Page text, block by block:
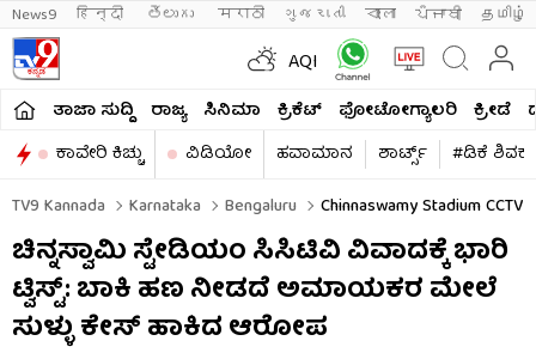
News9 हिन्दी తెలుగు मराठी ગુજરાતી বাংলা ਪੰਜਾਬੀ தமிழ்
AQI
ತಾಜಾ ಸುದ್ದಿ ರಾಜ್ಯ ಸಿನಿಮಾ ಕ್ರಿಕೆಟ್​ ಫೋಟೋಗ್ಯಾಲರಿ ಕ್ರೀಡೆ
ಕಾವೇರಿ ಕಿಚ್ಚು
ವಿಡಿಯೋ ಹವಾಮಾನ ಶಾರ್ಟ್ಸ್​
#ಡಿಕೆ
TV9 Kannada
Karnataka Bengaluru Chinnaswamy Stadium
ಚಿನ್ನಸ್ವಾಮಿ ಸ್ಟೇಡಿಯಂ ಸಿಸಿಟಿವಿ ವಿವಾದಕ್ಕೆ ಭಾರಿ
ಟ್ವಿಸ್ಟ್: ಬಾಕಿ ಹಣ ನೀಡದೆ ಅಮಾಯಕರ ಮೇಲೆ
ಸುಳ್ಳು ಕೇಸ್ ಹಾಕಿದ ಆರೋಪ